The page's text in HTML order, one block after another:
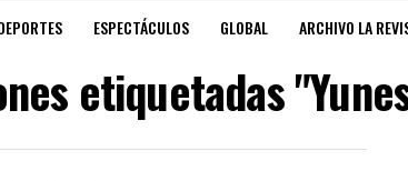
ESPECTÁCULOS GLOBAL ARCHIVO LA
etiquetadas